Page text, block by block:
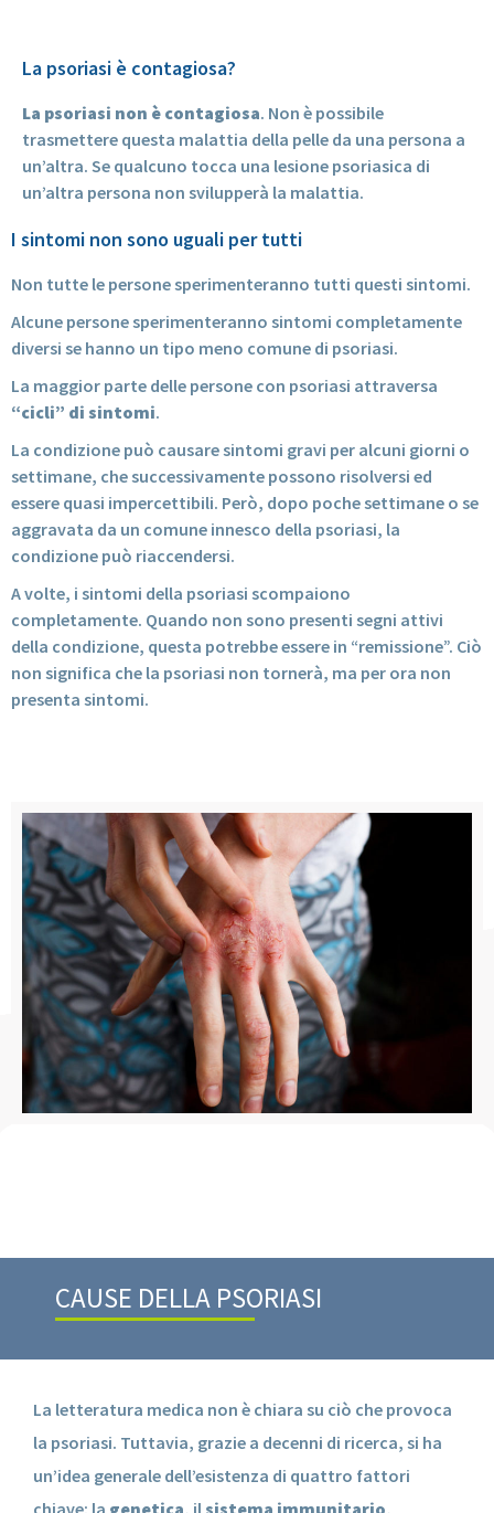
La psoriasi è contagiosa?
La psoriasi non è contagiosa. Non è possibile
trasmettere questa malattia della pelle da una persona a
un’altra. Se qualcuno tocca una lesione psoriasica di
un’altra persona non svilupperà la malattia.
I sintomi non sono uguali per tutti
Non tutte le persone sperimenteranno tutti questi sintomi.
Alcune persone sperimenteranno sintomi completamente
diversi se hanno un tipo meno comune di psoriasi.
La maggior parte delle persone con psoriasi attraversa
“cicli” di sintomi.
La condizione può causare sintomi gravi per alcuni giorni o
settimane, che successivamente possono risolversi ed
essere quasi impercettibili. Però, dopo poche settimane o se
aggravata da un comune innesco della psoriasi, la
condizione può riaccendersi.
A volte, i sintomi della psoriasi scompaiono
completamente. Quando non sono presenti segni attivi
della condizione, questa potrebbe essere in “remissione”. Ciò
non significa che la psoriasi non tornerà, ma per ora non
presenta sintomi.
CAUSE DELLA PSORIASI
La letteratura medica non è chiara su ciò che provoca
la psoriasi. Tuttavia, grazie a decenni di ricerca, si ha
un’idea generale dell’esistenza di quattro fattori
chiave: la genetica, ilsistema immunitario,